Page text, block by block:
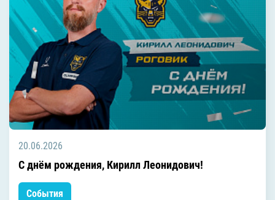
20.06.2026
C днём рождения, Кирилл Леонидович!
События